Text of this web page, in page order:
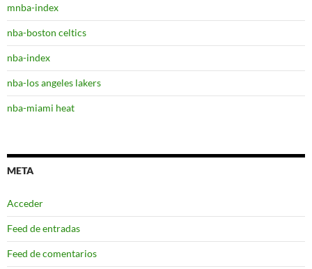
mnba-index
nba-boston celtics
nba-index
nba-los angeles lakers
nba-miami heat
META
Acceder
Feed de entradas
Feed de comentarios